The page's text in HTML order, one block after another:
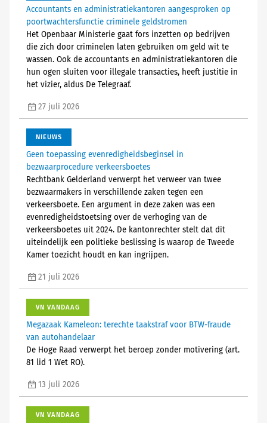
Accountants en administratiekantoren aangesproken op
poortwachtersfunctie criminele geldstromen
Het Openbaar Ministerie gaat fors inzetten op bedrijven
die zich door criminelen laten gebruiken om geld wit te
wassen. Ook de accountants en administratiekantoren die
hun ogen sluiten voor illegale transacties, heeft justitie in
het vizier, aldus De Telegraaf.
27 juli 2026
NIEUWS
Geen toepassing evenredigheidsbeginsel in
bezwaarprocedure verkeersboetes
Rechtbank Gelderland verwerpt het verweer van twee
bezwaarmakers in verschillende zaken tegen een
verkeersboete. Een argument in deze zaken was een
evenredigheidstoetsing over de verhoging van de
verkeersboetes uit 2024. De kantonrechter stelt dat dit
uiteindelijk een politieke beslissing is waarop de Tweede
Kamer toezicht houdt en kan ingrijpen.
21 juli 2026
VN VANDAAG
Megazaak Kameleon: terechte taakstraf voor BTW-fraude
van autohandelaar
De Hoge Raad verwerpt het beroep zonder motivering (art.
81 lid 1 Wet RO).
13 juli 2026
VN VANDAAG